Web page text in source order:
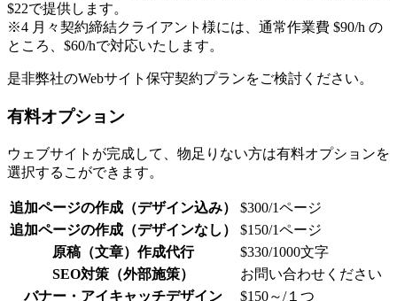
$22で提供します。
※4 月々契約締結クライアント様には、通常作業費 $90/h の
ところ、$60/hで対応いたします。
是非弊社のWebサイト保守契約プランをご検討ください。
有料オプション
ウェブサイトが完成して、物足りない方は有料オプションを
選択するこができます。
追加ページの作成（デザイン込み）
$300/1ページ
追加ページの作成（デザインなし）
$150/1ページ
原稿（文章）作成代行
$330/1000文字
SEO対策（外部施策）
お問い合わせください
バナー・アイキャッチデザイン
$150～/１つ